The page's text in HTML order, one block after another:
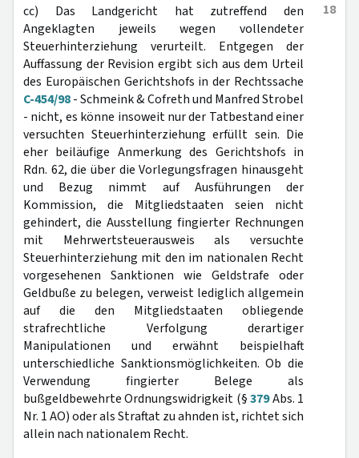
18
cc) Das Landgericht hat zutreffend den
Angeklagten jeweils wegen vollendeter
Steuerhinterziehung verurteilt. Entgegen der
Auffassung der Revision ergibt sich aus dem Urteil
des Europäischen Gerichtshofs in der Rechtssache
C-454/98- Schmeink & Cofreth und Manfred Strobel
- nicht, es könne insoweit nur der Tatbestand einer
versuchten Steuerhinterziehung erfüllt sein. Die
eher beiläufige Anmerkung des Gerichtshofs in
Rdn. 62, die über die Vorlegungsfragen hinausgeht
und Bezug nimmt auf Ausführungen der
Kommission, die Mitgliedstaaten seien nicht
gehindert, die Ausstellung fingierter Rechnungen
mit Mehrwertsteuerausweis als versuchte
Steuerhinterziehung mit den im nationalen Recht
vorgesehenen Sanktionen wie Geldstrafe oder
Geldbuße zu belegen, verweist lediglich allgemein
auf die den Mitgliedstaaten obliegende
strafrechtliche Verfolgung derartiger
Manipulationen und erwähnt beispielhaft
unterschiedliche Sanktionsmöglichkeiten. Ob die
Verwendung fingierter Belege als
bußgeldbewehrte Ordnungswidrigkeit (§379Abs. 1
Nr. 1 AO) oder als Straftat zu ahnden ist, richtet sich
allein nach nationalem Recht.